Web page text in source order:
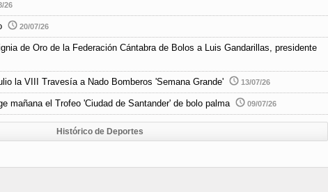
26
20/07/26
de Oro de la Federación Cántabra de Bolos a Luis Gandarillas, presidente
la VIII Travesía a Nado Bomberos 'Semana Grande' 13/07/26
mañana el Trofeo 'Ciudad de Santander' de bolo palma 09/07/26
Histórico de Deportes